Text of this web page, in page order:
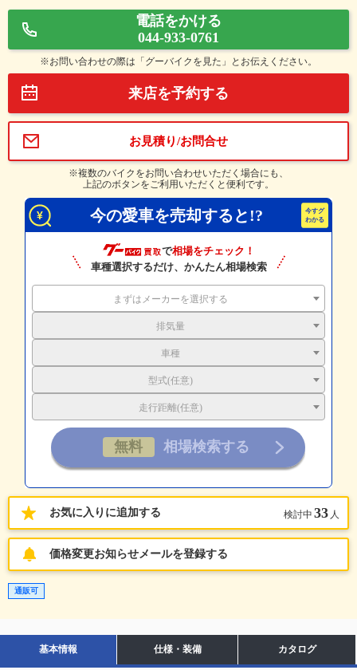
電話をかける
044-933-0761
※お問い合わせの際は「グーバイクを見た」とお伝えください。
来店を予約する
お見積り/お問合せ
※複数のバイクをお問い合わせいただく場合にも、
上記のボタンをご利用いただくと便利です。
今の愛車を売却すると!?
で相場をチェック！
車種選択するだけ、かんたん相場検索
まずはメーカーを選択する
排気量
車種
型式(任意)
走行距離(任意)
お気に入りに追加する 検討中 33 人
価格変更お知らせメールを登録する
通販可
基本情報 仕様・装備 カタログ